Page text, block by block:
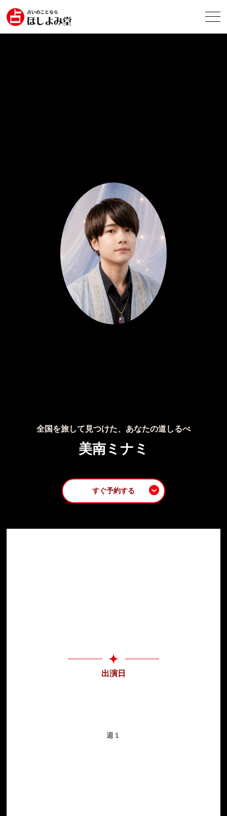
全国を旅して見つけた、あなたの道しるべ
美南ミナミ
すぐ予約する
出演日
週１